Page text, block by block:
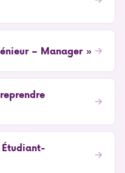
– Manager »